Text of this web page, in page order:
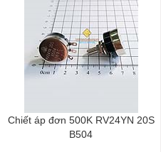
Chiết áp đơn 500K RV24YN 20S
B504